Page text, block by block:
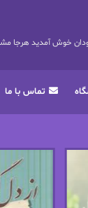
خوش آمدید هرجا مشکلی
تماس با ما